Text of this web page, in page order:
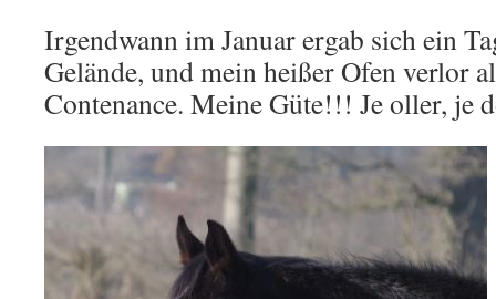
Irgendwann im Januar ergab sich ein
Gelände, und mein heißer Ofen verlor
Contenance. Meine Güte!!! Je oller,